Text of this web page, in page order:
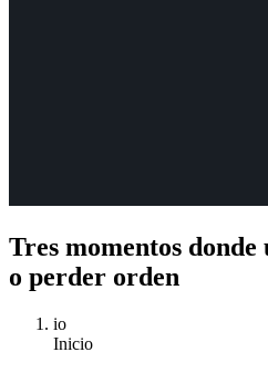
Tres momentos
o perder orden
io
Inicio